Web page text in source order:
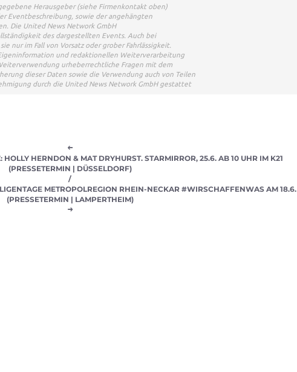
Herausgeber (siehe Firmenkontakt oben)
Eventbeschreibung, sowie der angehängten
Die United News Network GmbH
des dargestellten Events. Auch bei
nur im Fall von Vorsatz oder grober Fahrlässigkeit.
und redaktionellen Weiterverarbeitung
urheberrechtliche Fragen mit dem
dieser Daten sowie die Verwendung auch von Teilen
durch die United News Network GmbH gestattet
HERNDON & MAT DRYHURST. STARMIRROR, 25.6. AB 10 UHR IM K21
(PRESSETERMIN | DÜSSELDORF)
/
METROPOLREGION RHEIN-NECKAR #WIRSCHAFFENWAS AM 18.6.
(PRESSETERMIN | LAMPERTHEIM)